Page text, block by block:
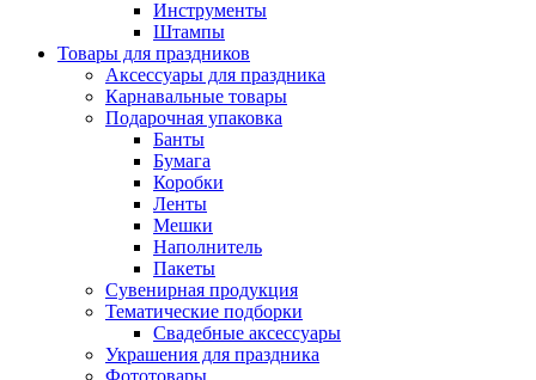
Инструменты
Штампы
Товары для праздников
Аксессуары для праздника
Карнавальные товары
Подарочная упаковка
Банты
Бумага
Коробки
Ленты
Мешки
Наполнитель
Пакеты
Сувенирная продукция
Тематические подборки
Свадебные аксессуары
Украшения для праздника
Фототовары